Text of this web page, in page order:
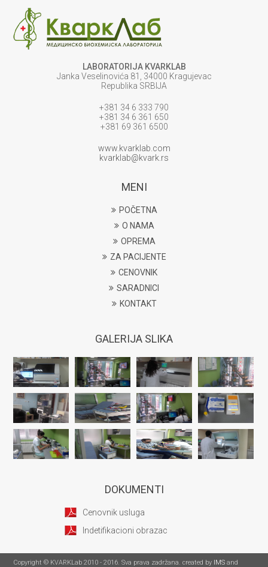
LABORATORIJA KVARKLAB
Janka Veselinovića 81, 34000 Kragujevac
Republika SRBIJA
+381 34 6 333 790
+381 34 6 361 650
+381 69 361 6500
www.kvarklab.com
kvarklab@kvark.rs
MENI
POČETNA
O NAMA
OPREMA
ZA PACIJENTE
CENOVNIK
SARADNICI
KONTAKT
GALERIJA SLIKA
DOKUMENTI
Cenovnik usluga
Indetifikacioni obrazac
Copyright © KVARKLab 2010 - 2016. Sva prava zadržana. created by IMS and